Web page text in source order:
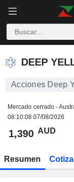
DEEP YELLOW
DEEP
Acciones Deep
Mercado cerrado -
08:10:08 07/08/2026
1,390 AUD
Resumen